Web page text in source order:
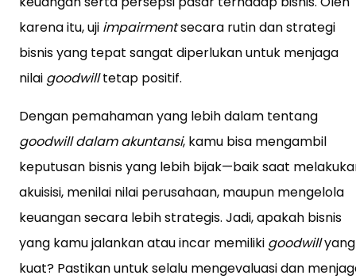
karena itu, uji impairmentsecara rutin dan strategi
bisnis yang tepat sangat diperlukan untuk menjaga
nilai goodwilltetap positif.
Dengan pemahaman yang lebih dalam tentang
goodwill dalam akuntansi, kamu bisa mengambil
keputusan bisnis yang lebih bijak—baik saat
akuisisi, menilai nilai perusahaan, maupun mengelola
keuangan secara lebih strategis. Jadi, apakah bisnis
yang kamu jalankan atau incar memiliki goodwillyang
kuat? Pastikan untuk selalu mengevaluasi dan